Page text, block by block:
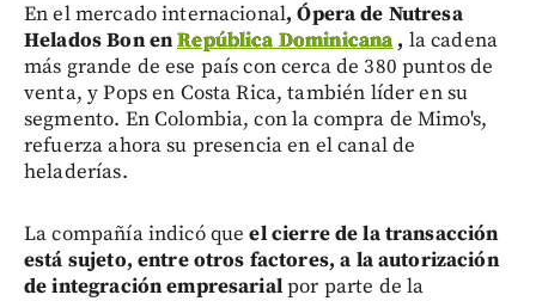
En el mercado internacional, Ópera de Nutresa
Helados Bon enRepública Dominicana , la cadena
más grande de ese país con cerca de 380 puntos de
venta, y Pops en Costa Rica, también líder en su
segmento. En Colombia, con la compra de Mimo's,
refuerza ahora su presencia en el canal de
heladerías.
La compañía indicó que el cierre de la transacción
está sujeto, entre otros factores, a la autorización
de integración empresarialpor parte de la